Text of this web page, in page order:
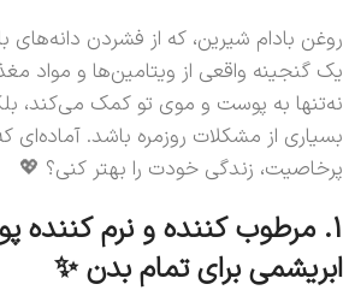
روغن بادام شیرین، که از فشردن دانه‌های
یک گنجینه‌ واقعی از ویتامین‌ها و مواد
نه‌تنها به پوست و موی تو کمک می‌کند،
بسیاری از مشکلات روزمره باشد.
پرخاصیت، زندگی خودت را بهتر کنی؟ 💖
1. مرطوب کننده و نرم
ابریشمی برای تمام بدن ✨